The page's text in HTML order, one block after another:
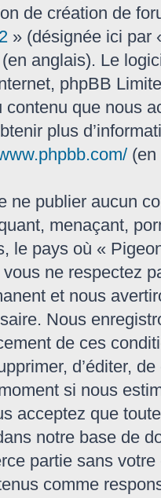
de création de
» (désignée ici par
(en anglais). Le
phpBB
contenu que nous
plus
(en
ne publier aucun
menaçant,
le pays où «
ne respectez
et nous
Nous
de ces
d’éditer,
si nous
acceptez que
notre base de
partie sans
comme